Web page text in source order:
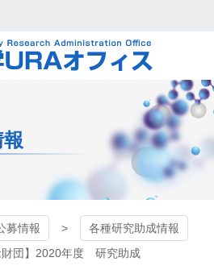
ス
募情報
各種研究助成情報
財団】2020年度 研究助成